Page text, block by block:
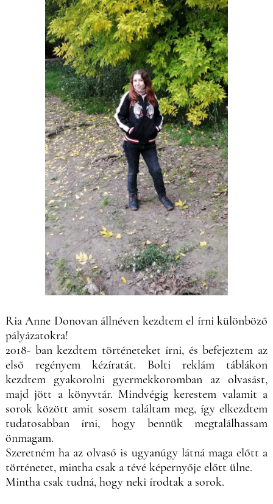
Ria Anne Donovan állnéven kezdtem el írni különböző
pályázatokra!
2018- ban kezdtem történeteket írni, és befejeztem az
első regényem kézíratát. Bolti reklám táblákon
kezdtem gyakorolni gyermekkoromban az olvasást,
majd jött a könyvtár. Mindvégig kerestem valamit a
sorok között amit sosem találtam meg, így elkezdtem
tudatosabban írni, hogy bennük megtalálhassam
önmagam.
Szeretném ha az olvasó is ugyanúgy látná maga előtt a
történetet, mintha csak a tévé képernyője előtt ülne.
Mintha csak tudná, hogy neki írodtak a sorok.